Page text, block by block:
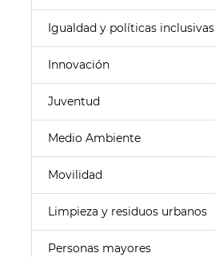
Igualdad y políticas inclusivas
Innovación
Juventud
Medio Ambiente
Movilidad
Limpieza y residuos urbanos
Personas mayores